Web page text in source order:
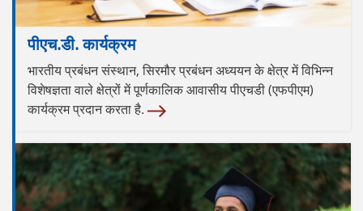
पीएच.डी. कार्यक्रम
भारतीय प्रबंधन संस्थान, सिरमौर प्रबंधन अध्ययन के क्षेत्र में विभिन्न
विशेषज्ञता वाले क्षेत्रों में पूर्णकालिक आवासीय पीएचडी (एफपीएम)
कार्यक्रम प्रदान करता है.